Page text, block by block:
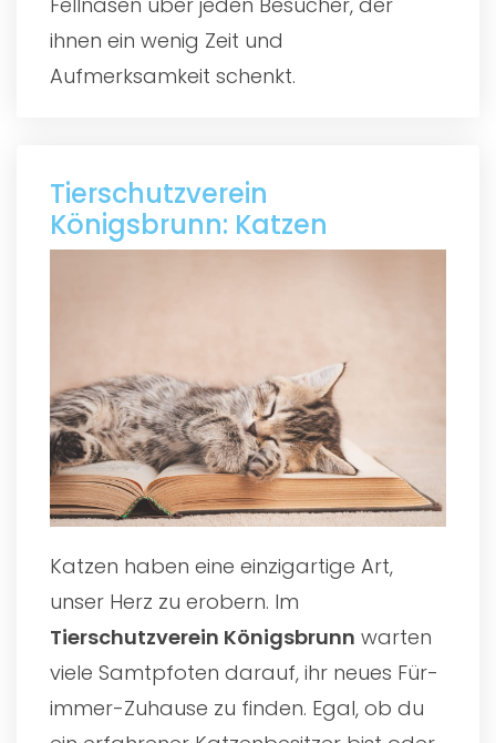
ihnen ein wenig Zeit und
Aufmerksamkeit schenkt.
Tierschutzverein
Königsbrunn: Katzen
Katzen haben eine einzigartige Art,
unser Herz zu erobern. Im
Tierschutzverein Königsbrunn warten
viele Samtpfoten darauf, ihr neues Für-
immer-Zuhause zu finden. Egal, ob du